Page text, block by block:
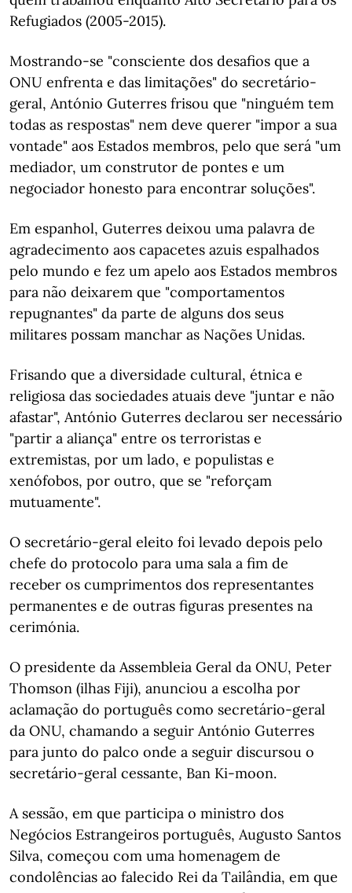
Refugiados (2005-2015).
Mostrando-se "consciente dos desafios que a
ONU enfrenta e das limitações" do secretário-
geral, António Guterres frisou que "ninguém tem
todas as respostas" nem deve querer "impor a sua
vontade" aos Estados membros, pelo que será "um
mediador, um construtor de pontes e um
negociador honesto para encontrar soluções".
Em espanhol, Guterres deixou uma palavra de
agradecimento aos capacetes azuis espalhados
pelo mundo e fez um apelo aos Estados membros
para não deixarem que "comportamentos
repugnantes" da parte de alguns dos seus
militares possam manchar as Nações Unidas.
Frisando que a diversidade cultural, étnica e
religiosa das sociedades atuais deve "juntar e não
afastar", António Guterres declarou ser necessário
"partir a aliança" entre os terroristas e
extremistas, por um lado, e populistas e
xenófobos, por outro, que se "reforçam
mutuamente".
O secretário-geral eleito foi levado depois pelo
chefe do protocolo para uma sala a fim de
receber os cumprimentos dos representantes
permanentes e de outras figuras presentes na
cerimónia.
O presidente da Assembleia Geral da ONU, Peter
Thomson (ilhas Fiji), anunciou a escolha por
aclamação do português como secretário-geral
da ONU, chamando a seguir António Guterres
para junto do palco onde a seguir discursou o
secretário-geral cessante, Ban Ki-moon.
A sessão, em que participa o ministro dos
Negócios Estrangeiros português, Augusto Santos
Silva, começou com uma homenagem de
condolências ao falecido Rei da Tailândia, em que